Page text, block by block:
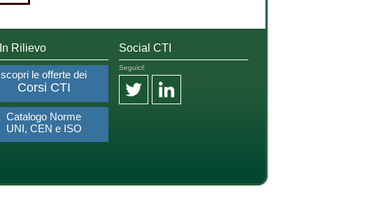
In Rilievo
scopri le offerte dei
Corsi CTI
Catalogo Norme
UNI, CEN e ISO
Social CTI
Seguici!